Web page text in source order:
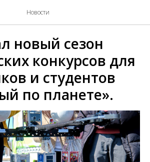
Новости
новый сезон
конкурсов для
и студентов
по планете».